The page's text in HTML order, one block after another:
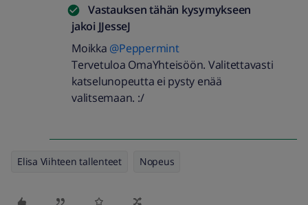
Vastauksen tähän kysymykseen
jakoi JJesseJ
Moikka @Peppermint
Tervetuloa OmaYhteisöön. Valitettavasti
katselunopeutta ei pysty enää
valitsemaan. :/
Elisa Viihteen tallenteet Nopeus